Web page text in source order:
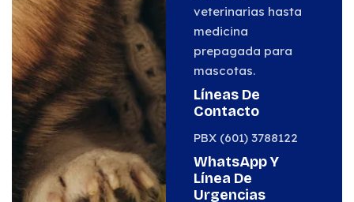
veterinarias hasta
medicina
prepagada para
mascotas.
Líneas De
Contacto
PBX (601) 3788122
WhatsApp Y
Línea De
Urgencias